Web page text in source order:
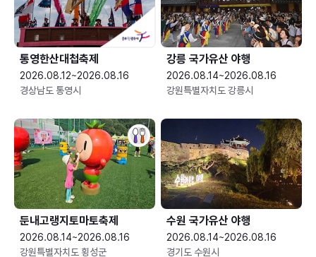
통영한산대첩축제
2026.08.12~2026.08.16
경상남도 통영시
강릉 국가유산 야행
2026.08.14~2026.08.16
강원특별자치도 강릉시
둔내고랭지토마토축제
2026.08.14~2026.08.16
강원특별자치도 횡성군
수원 국가유산 야행
2026.08.14~2026.08.16
경기도 수원시